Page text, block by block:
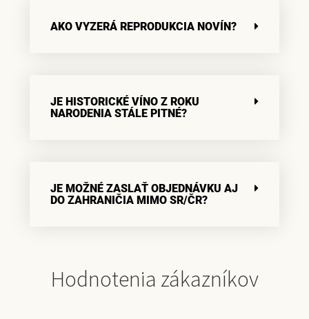
AKO VYZERÁ REPRODUKCIA NOVÍN?
JE HISTORICKÉ VÍNO Z ROKU
NARODENIA STÁLE PITNÉ?
JE MOŽNÉ ZASLAŤ OBJEDNÁVKU AJ
DO ZAHRANIČIA MIMO SR/ČR?
Hodnotenia zákazníkov